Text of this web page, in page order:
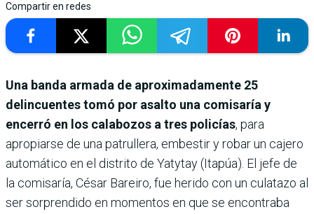
Compartir en redes
Una banda armada de aproximadamente 25
delincuentes tomó por asalto una comisaría y
encerró en los calabozos a tres policías, para
apropiarse de una patrullera, embestir y robar un cajero
automático en el distrito de Yatytay (Itapúa). El jefe de
la comisaría, César Bareiro, fue herido con un culatazo al
ser sorprendido en momentos en que se encontraba